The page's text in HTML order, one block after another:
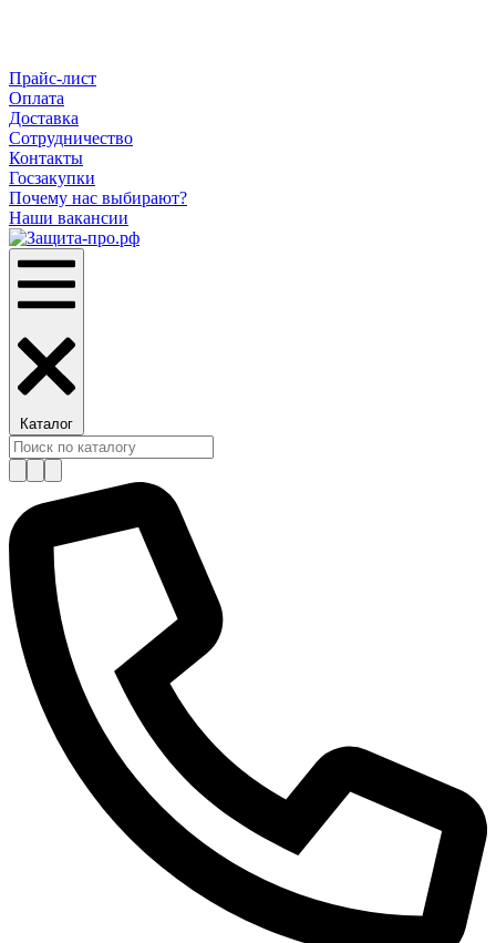
Прайс-лист
Оплата
Доставка
Сотрудничество
Контакты
Госзакупки
Почему нас выбирают?
Наши вакансии
Каталог